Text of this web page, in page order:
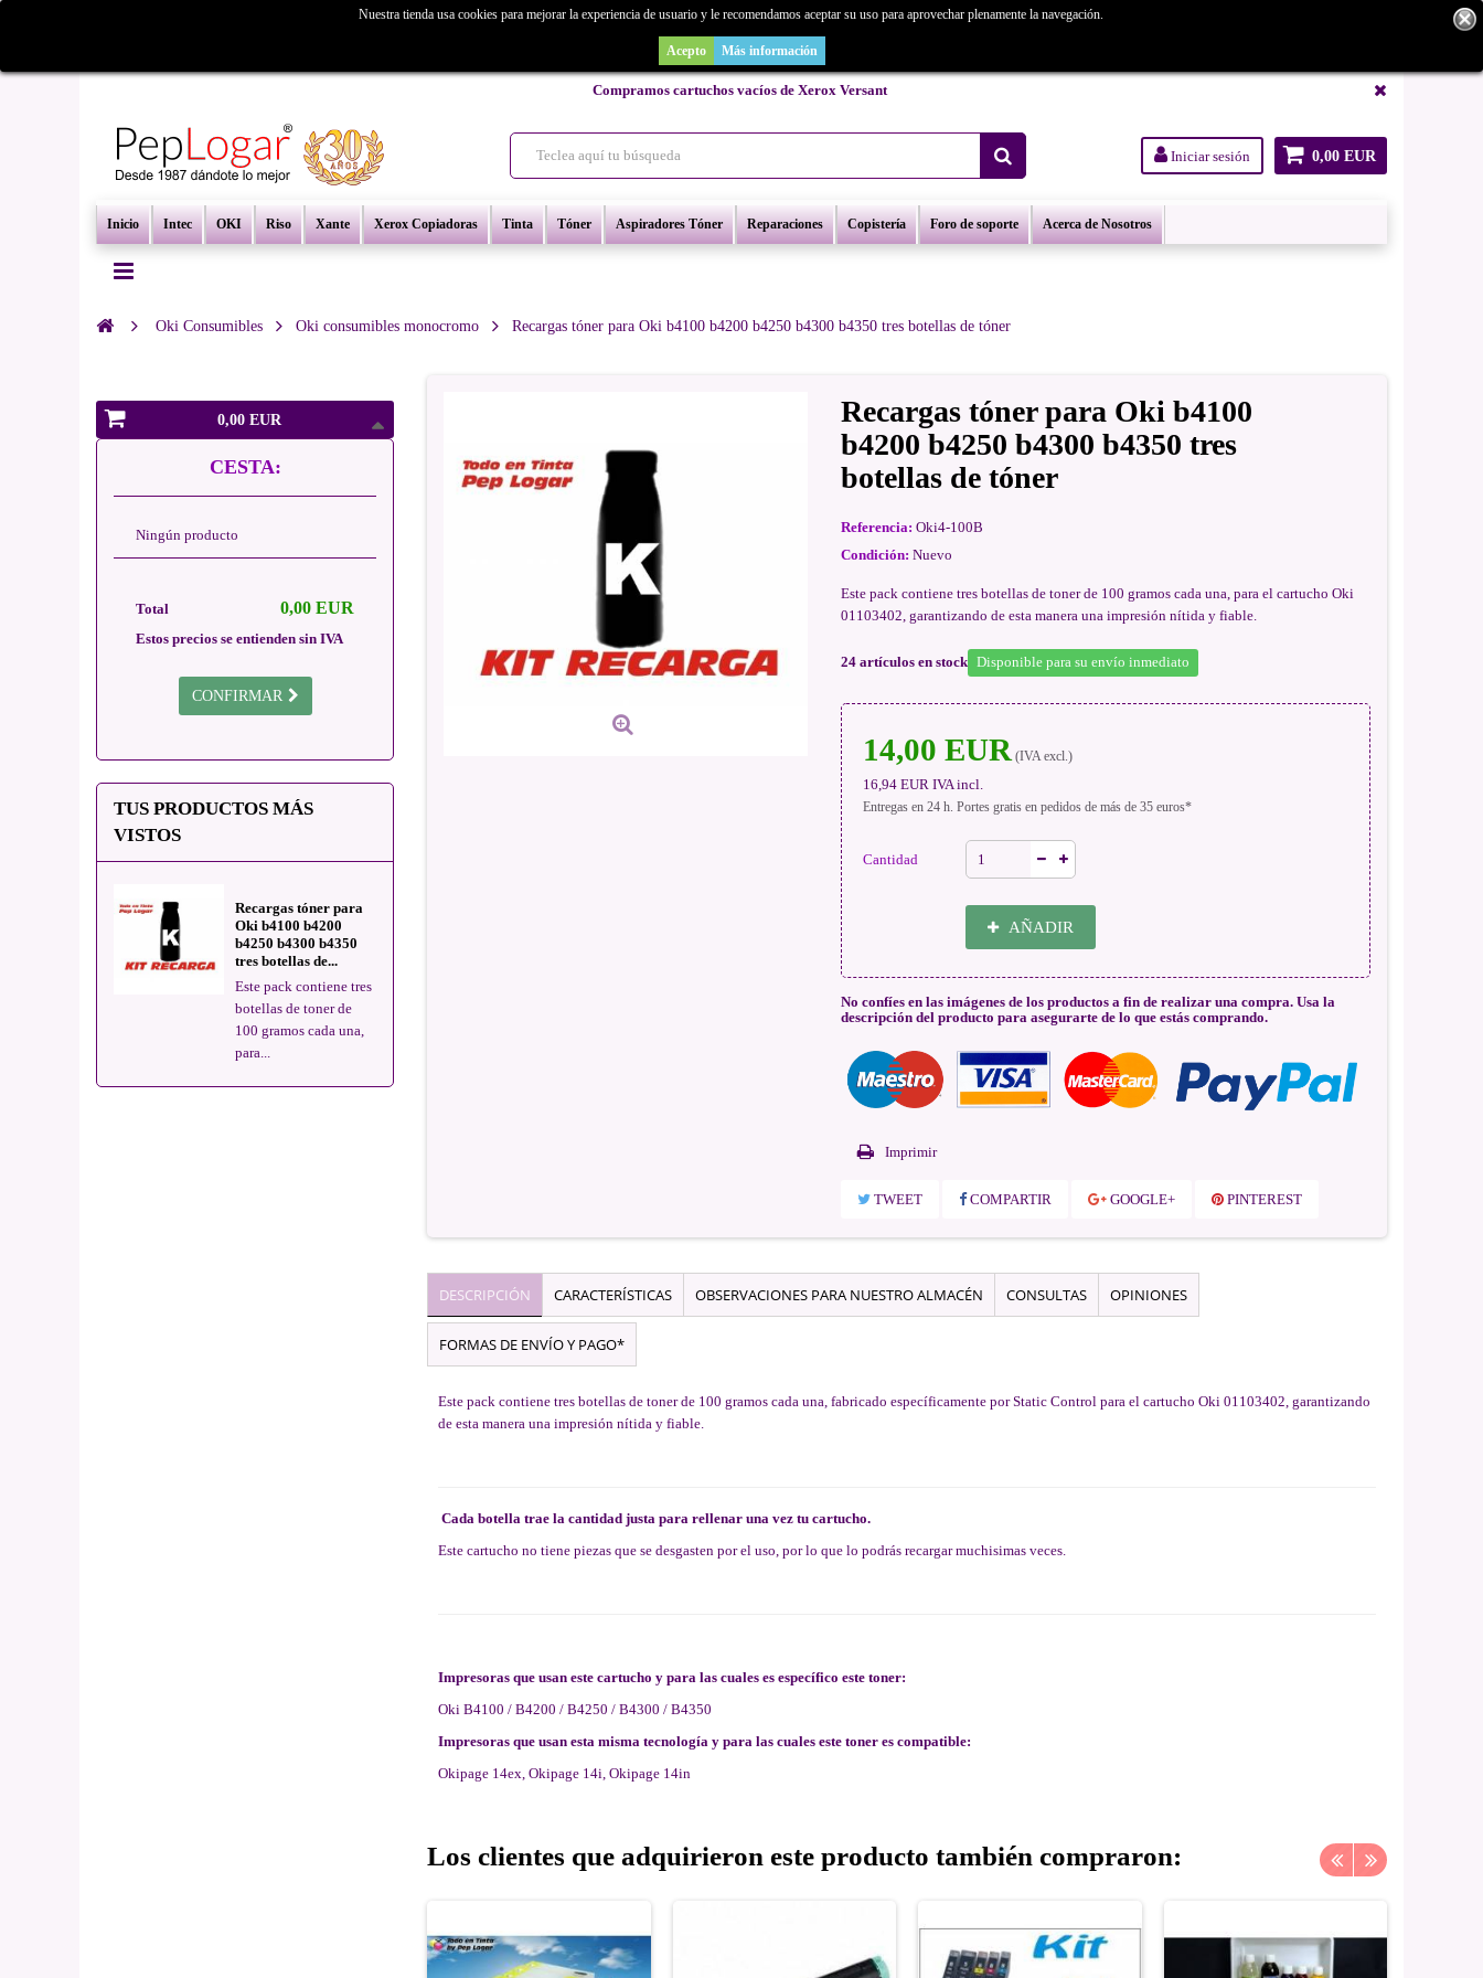
¿Buscas un repuesto de copiadora o buscas una de ocasión y no la encuentras? Consúltanos.
Compramos cartuchos vacíos de Xerox Versant
0,00 EUR
Iniciar sesión
Inicio Intec OKI Riso Xante Xerox Copiadoras Tinta Tóner Aspiradores Tóner Reparaciones Copistería Foro de soporte Acerca de Nosotros
Nuestra tienda usa cookies para mejorar la experiencia de usuario y le recomendamos aceptar su uso para aprovechar plenamente la navegación.
Acepto Más información
Oki Consumibles Oki consumibles monocromo Recargas tóner para Oki b4100 b4200 b4250 b4300 b4350 tres botellas de tóner
0,00 EUR
CESTA:
Ningún producto
0,00 EUR
Total
Estos precios se entienden sin IVA
CONFIRMAR
TUS PRODUCTOS MÁS
VISTOS
Recargas tóner para
Oki b4100 b4200
b4250 b4300 b4350
tres botellas de...
Este pack contiene tres
botellas de toner de
100 gramos cada una,
para...
Recargas tóner para Oki b4100
b4200 b4250 b4300 b4350 tres
botellas de tóner
Referencia: Oki4-100B
Condición: Nuevo
Este pack contiene tres botellas de toner de 100 gramos cada una, para el cartucho Oki
01103402, garantizando de esta manera una impresión nítida y fiable.
24 artículos en stock Disponible para su envío inmediato
14,00 EUR(IVA excl.)
16,94 EUR IVA incl.
Entregas en 24 h. Portes gratis en pedidos de más de 35 euros*
Cantidad
AÑADIR
No confíes en las imágenes de los productos a fin de realizar una compra. Usa la
descripción del producto para asegurarte de lo que estás comprando.
Imprimir
TWEET COMPARTIR GOOGLE+ PINTEREST
DESCRIPCIÓN CARACTERÍSTICAS OBSERVACIONES PARA NUESTRO ALMACÉN CONSULTAS OPINIONES
FORMAS DE ENVÍO Y PAGO*
Este pack contiene tres botellas de toner de 100 gramos cada una, fabricado específicamente por Static Control para el cartucho Oki 01103402, garantizando
de esta manera una impresión nítida y fiable.
Cada botella trae la cantidad justa para rellenar una vez tu cartucho.
Este cartucho no tiene piezas que se desgasten por el uso, por lo que lo podrás recargar muchisimas veces.
Impresoras que usan este cartucho y para las cuales es específico este toner:
Oki B4100 / B4200 / B4250 / B4300 / B4350
Impresoras que usan esta misma tecnología y para las cuales este toner es compatible:
Okipage 14ex, Okipage 14i, Okipage 14in
Los clientes que adquirieron este producto también compraron: